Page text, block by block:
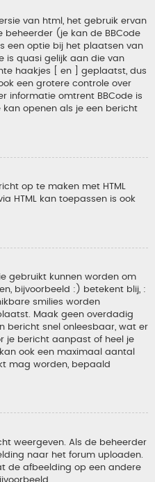
van html, het gebruik ervan
(je kan de BBCode
een optie bij het plaatsen van
is quasi gelijk aan die van
haakjes [ en ] geplaatst, dus
een grotere controle over
informatie omtrent BBCode is
openen als je een bericht
op te maken met HTML
HTML kan toepassen is ook
gebruikt kunnen worden om
bijvoorbeeld :) betekent blij, :
smilies worden
Maak geen overdadig
bericht snel onleesbaar, wat er
je bericht aanpast of heel je
ook een maximaal aantal
mag worden, bepaald
weergeven. Als de beheerder
naar het forum uploaden.
de afbeelding op een andere